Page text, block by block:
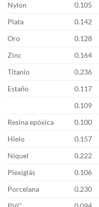
Nylon
0.105
Plata
0.142
Oro
0.128
Zinc
0.164
Titanio
0.236
Estaño
0.117
0.109
Resina epóxica
0.100
Hielo
0.157
Níquel
0.222
Plexiglás
0.106
Porcelana
0.230